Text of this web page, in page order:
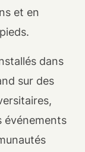
et en
dans
sur des
événements